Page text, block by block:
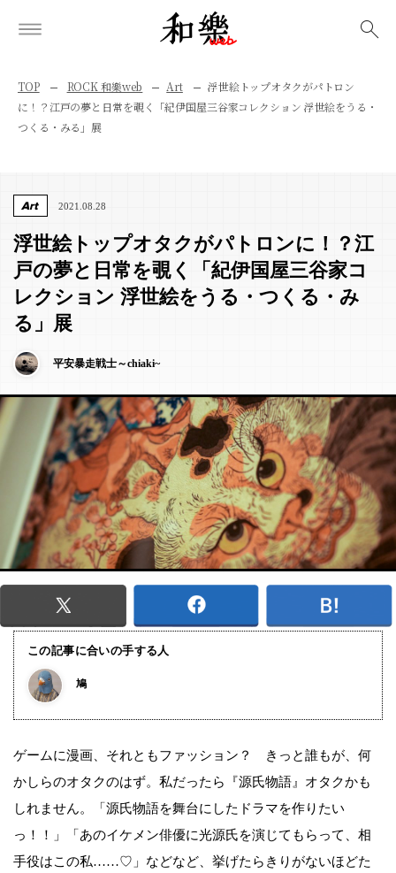
TOP ROCK 和樂web Art
浮世絵トップオタクがパトロン
に！？江戸の夢と日常を覗く「紀伊国屋三谷家コレクション 浮世絵をうる・
つくる・みる」展
Art 2021.08.28
浮世絵トップオタクがパトロンに！？江
戸の夢と日常を覗く「紀伊国屋三谷家コ
レクション 浮世絵をうる・つくる・み
る」展
平安暴走戦士～chiaki~
この記事に合いの手する人
鳩
ゲームに漫画、それともファッション？ きっと誰もが、何
かしらのオタクのはず。私だったら『源氏物語』オタクかも
しれません。「源氏物語を舞台にしたドラマを作りたい
っ！！」「あのイケメン俳優に光源氏を演じてもらって、相
手役はこの私……♡」などなど、挙げたらきりがないほどた